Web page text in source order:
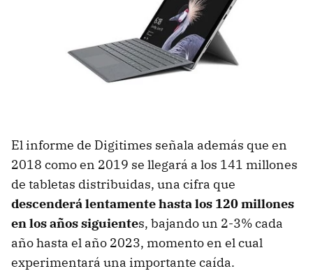
El informe de Digitimes señala además que en
2018 como en 2019 se llegará a los 141 millones
de tabletas distribuidas, una cifra que
descenderá lentamente hasta los 120 millones
en los años siguientes, bajando un 2-3% cada
año hasta el año 2023, momento en el cual
experimentará una importante caída.